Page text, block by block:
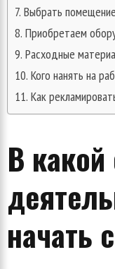
Выбрать
Приобретаем
Расходные
Кого нанять на
Как
В какой
начать